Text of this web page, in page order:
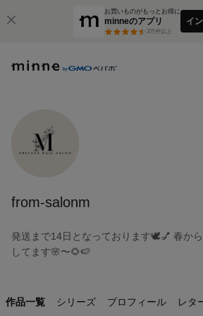
お買いものがもっとお得に
minneのアプリ
3万件以上
イ
from-salonm
発送まで14日となっております🕊️💅 春か
してます🌸〜🌻🍉
作品一覧 シリーズ プロフィール レタ